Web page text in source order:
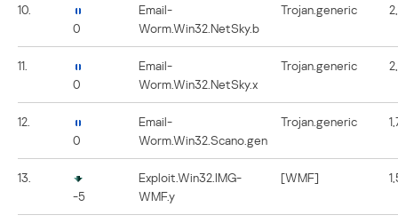
10.
0
Email-
Worm.Win32.NetSky.b
Trojan.generic
11.
0
Email-
Worm.Win32.NetSky.x
Trojan.generic
12.
0
Email-
Worm.Win32.Scano.gen
Trojan.generic
13.
-5
Exploit.Win32.IMG-
WMF.y
[WMF]